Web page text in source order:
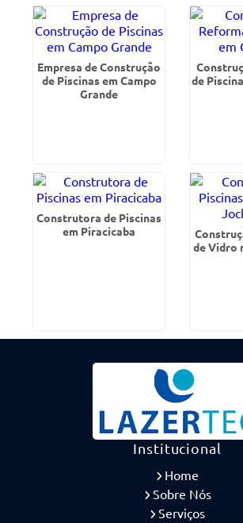
Empresa de Construção
de Piscinas em Campo
Grande
de
Construtora de Piscinas
em Piracicaba
de Vidro
Institucional
Home
Sobre Nós
Serviços